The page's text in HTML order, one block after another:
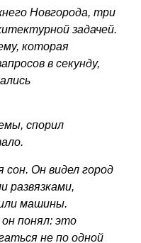
Новгорода, три
задачей.
которая
в секунду,
спорил
Он видел город
развязками,
машины.
понял: это
не по одной